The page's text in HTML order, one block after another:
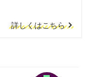
詳しくはこちら